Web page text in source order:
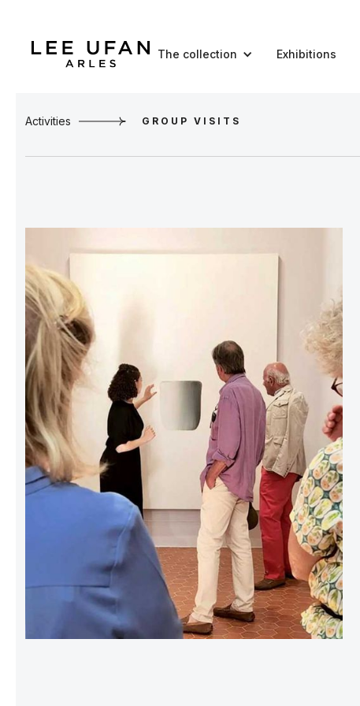
The collection Exhibitions
Activities GROUP VISITS